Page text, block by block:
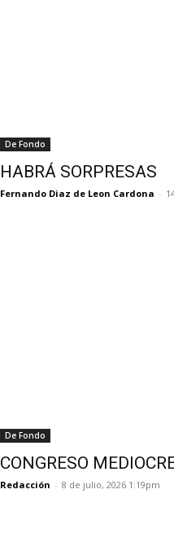
De Fondo
HABRÁ SORPRESAS
Fernando Diaz de Leon Cardona -
De Fondo
CONGRESO
Redacción - 8 de julio, 2026 1:19pm